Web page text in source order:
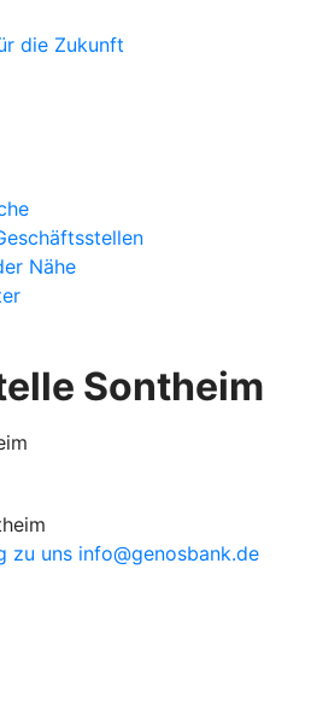
die Zukunft
Nähe
Sontheim
zu uns info@genosbank.de